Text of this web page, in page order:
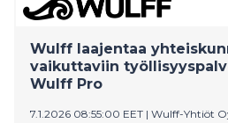
Wulff laajentaa
vaikuttaviin
Wulff Pro
7.1.2026 08:55:00 EET | Wulff-Yhtiöt